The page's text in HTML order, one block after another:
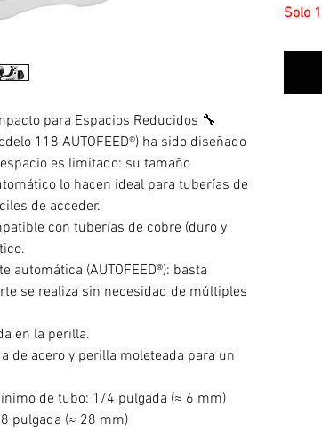
para Espacios Reducidos 🔧
118 AUTOFEED®) ha sido diseñado
es limitado: su tamaño
lo hacen ideal para tuberías de
de acceder.
con tuberías de cobre (duro y
automática (AUTOFEED®): basta
se realiza sin necesidad de múltiples
en la perilla.
de acero y perilla moleteada para un
de tubo: 1/4 pulgada (≈ 6 mm)
pulgada (≈ 28 mm)
Solo